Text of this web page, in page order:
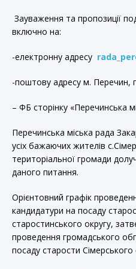
Зауваження та пропозиції
включно на:
-електронну адресу
-поштову адресу м. Перечин,
– ФБ сторінку «Перечинська
Перечинська міська рада
усіх бажаючих жителів
територіальної громади
даного питання.
Орієнтовний графік
кандидатури на посаду
старостинського округу,
проведення громадського
посаду старости